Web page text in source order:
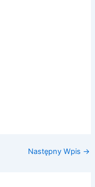
Następny Wpis →